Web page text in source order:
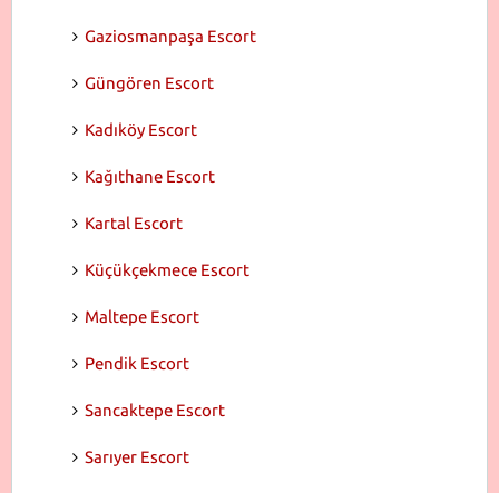
Gaziosmanpaşa Escort
Güngören Escort
Kadıköy Escort
Kağıthane Escort
Kartal Escort
Küçükçekmece Escort
Maltepe Escort
Pendik Escort
Sancaktepe Escort
Sarıyer Escort